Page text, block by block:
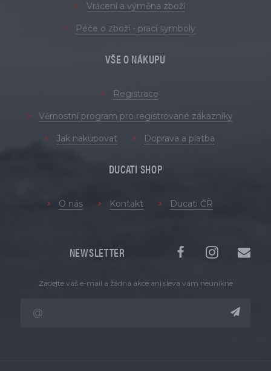
Vrácení a výměna zboží
Péče o zboží - prací symboly
VŠE O NÁKUPU
Registrace
Věrnostní program pro registrované zákazníky
Jak nakupovat Doprava a platba
DUCATI SHOP
O nás Kontakt Ducati ČR
NEWSLETTER
Zadejte váš e-mail a žádná akce ani sleva vám neunikne